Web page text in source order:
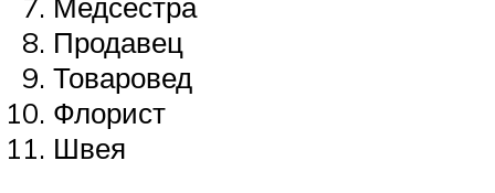
Медсестра
Продавец
Товаровед
Флорист
Швея